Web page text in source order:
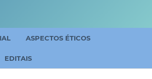
ASPECTOS ÉTICOS
EDITAIS